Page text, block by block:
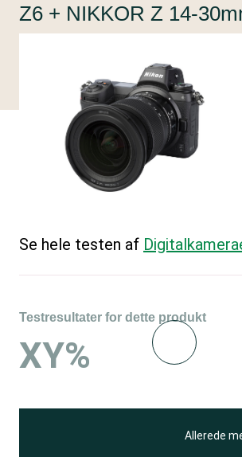
Z6 + NIKKOR Z 14-
Se hele testen af
Testresultater for dette produkt
XY%
Allerede